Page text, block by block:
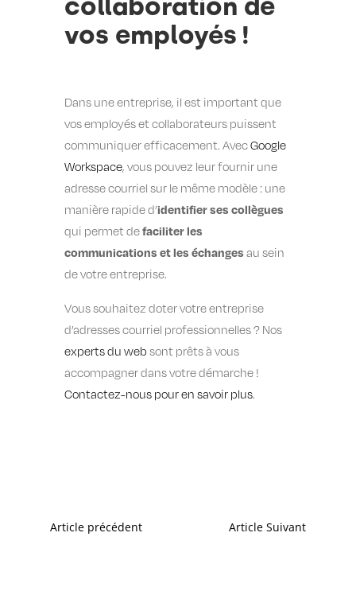
collaboration de
vos employés !
Dans une entreprise, il est important que
vos employés et collaborateurs puissent
communiquer efficacement. AvecGoogle
Workspace, vous pouvez leur fournir une
adresse courriel sur le même modèle : une
manière rapide d’identifier ses collègues
qui permet defaciliter les
communications et les échanges au sein
de votre entreprise.
Vous souhaitez doter votre entreprise
d’adresses courriel professionnelles ? Nos
experts du web sont prêts à vous
accompagner dans votre démarche !
Contactez-nous pour en savoir plus.
Article précédent Article Suivant